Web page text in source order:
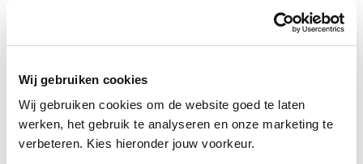
Wij gebruiken cookies
Wij gebruiken cookies om de website goed te laten
werken, het gebruik te analyseren en onze marketing te
verbeteren. Kies hieronder jouw voorkeur.
Respectloos(2)
Slapen(19)
Speciaal voor je kind (11)
Vaardigheden aanleren(13)